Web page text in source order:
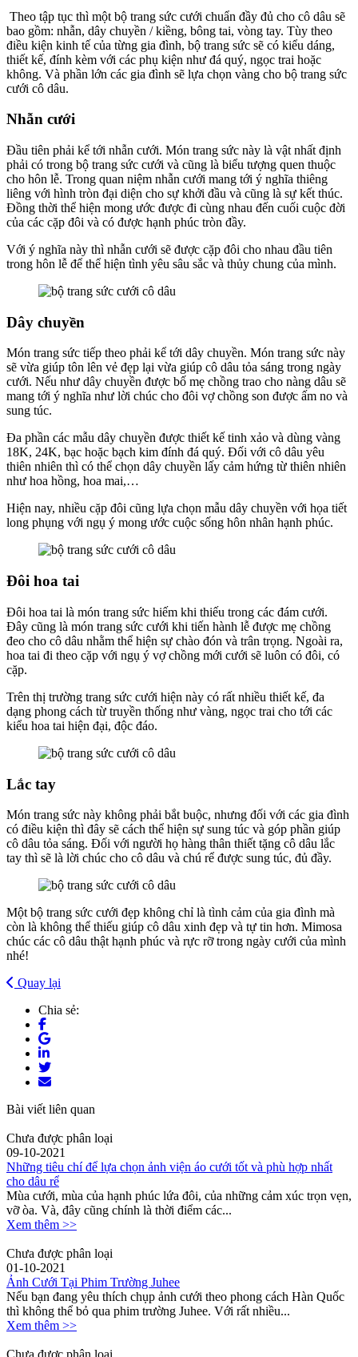
Theo tập tục thì một bộ trang sức cưới chuẩn đầy đủ cho cô dâu sẽ
bao gồm: nhẫn, dây chuyền / kiềng, bông tai, vòng tay. Tùy theo
điều kiện kinh tế của từng gia đình, bộ trang sức sẽ có kiểu dáng,
thiết kế, đính kèm với các phụ kiện như đá quý, ngọc trai hoặc
không. Và phần lớn các gia đình sẽ lựa chọn vàng cho bộ trang sức
cưới cô dâu.
Nhẫn cưới
Đầu tiên phải kể tới nhẫn cưới. Món trang sức này là vật nhất định
phải có trong bộ trang sức cưới và cũng là biểu tượng quen thuộc
cho hôn lễ. Trong quan niệm nhẫn cưới mang tới ý nghĩa thiêng
liêng với hình tròn đại diện cho sự khởi đầu và cũng là sự kết thúc.
Đồng thời thể hiện mong ước được đi cùng nhau đến cuối cuộc đời
của các cặp đôi và có được hạnh phúc tròn đầy.
Với ý nghĩa này thì nhẫn cưới sẽ được cặp đôi cho nhau đầu tiên
trong hôn lễ để thể hiện tình yêu sâu sắc và thủy chung của mình.
Dây chuyền
Món trang sức tiếp theo phải kể tới dây chuyền. Món trang sức này
sẽ vừa giúp tôn lên vẻ đẹp lại vừa giúp cô dâu tỏa sáng trong ngày
cưới. Nếu như dây chuyền được bố mẹ chồng trao cho nàng dâu sẽ
mang tới ý nghĩa như lời chúc cho đôi vợ chồng son được ấm no và
sung túc.
Đa phần các mẫu dây chuyền được thiết kế tinh xảo và dùng vàng
18K, 24K, bạc hoặc bạch kim đính đá quý. Đối với cô dâu yêu
thiên nhiên thì có thể chọn dây chuyền lấy cảm hứng từ thiên nhiên
như hoa hồng, hoa mai,…
Hiện nay, nhiều cặp đôi cũng lựa chọn mẫu dây chuyền với họa tiết
long phụng với ngụ ý mong ước cuộc sống hôn nhân hạnh phúc.
Đôi hoa tai
Đôi hoa tai là món trang sức hiếm khi thiếu trong các đám cưới.
Đây cũng là món trang sức cưới khi tiến hành lễ được mẹ chồng
đeo cho cô dâu nhằm thể hiện sự chào đón và trân trọng. Ngoài ra,
hoa tai đi theo cặp với ngụ ý vợ chồng mới cưới sẽ luôn có đôi, có
cặp.
Trên thị trường trang sức cưới hiện này có rất nhiều thiết kế, đa
dạng phong cách từ truyền thống như vàng, ngọc trai cho tới các
kiểu hoa tai hiện đại, độc đáo.
Lắc tay
Món trang sức này không phải bắt buộc, nhưng đối với các gia đình
có điều kiện thì đây sẽ cách thể hiện sự sung túc và góp phần giúp
cô dâu tỏa sáng. Đối với người họ hàng thân thiết tặng cô dâu lắc
tay thì sẽ là lời chúc cho cô dâu và chú rể được sung túc, đủ đầy.
Một bộ trang sức cưới đẹp không chỉ là tình cảm của gia đình mà
còn là không thể thiếu giúp cô dâu xinh đẹp và tự tin hơn. Mimosa
chúc các cô dâu thật hạnh phúc và rực rỡ trong ngày cưới của mình
nhé!
Quay lại
Chia sẻ:
Bài viết liên quan
Chưa được phân loại
09-10-2021
Những tiêu chí để lựa chọn ảnh viện áo cưới tốt và phù hợp nhất
cho dâu rể
Mùa cưới, mùa của hạnh phúc lứa đôi, của những cảm xúc trọn vẹn,
vỡ òa. Và, đây cũng chính là thời điểm các...
Xem thêm >>
Chưa được phân loại
01-10-2021
Ảnh Cưới Tại Phim Trường Juhee
Nếu bạn đang yêu thích chụp ảnh cưới theo phong cách Hàn Quốc
thì không thể bỏ qua phim trường Juhee. Với rất nhiều...
Xem thêm >>